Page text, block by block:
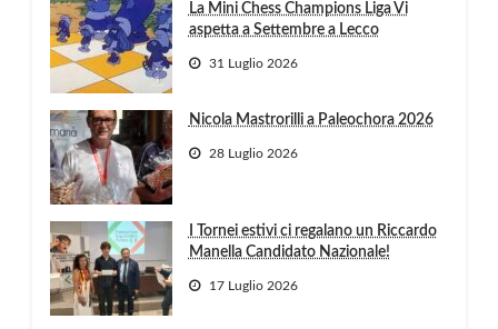
La Mini Chess Champions Liga Vi
aspetta a Settembre a Lecco
31 Luglio 2026
Nicola Mastrorilli a Paleochora 2026
28 Luglio 2026
I Tornei estivi ci regalano un Riccardo
Manella Candidato Nazionale!
17 Luglio 2026